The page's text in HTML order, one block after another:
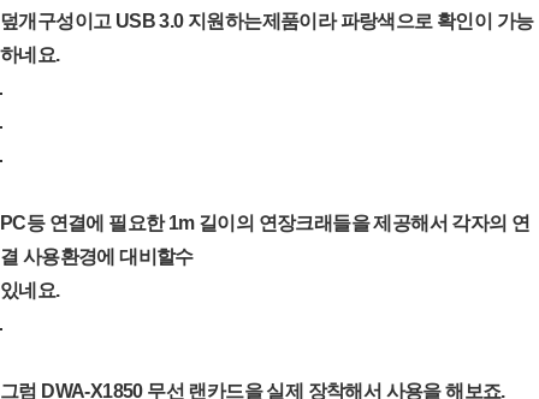
덮개구성이고 USB 3.0 지원하는제품이라 파랑색으로 확인이 가능
하네요.
PC등 연결에 필요한 1m 길이의 연장크래들을 제공해서 각자의 연
결 사용환경에 대비할수
있네요.
그럼 DWA-X1850 무선 랜카드을 실제 장착해서 사용을 해보죠.